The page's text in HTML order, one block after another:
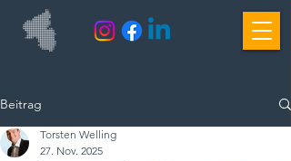
Beitrag
Torsten Welling
27. Nov. 2025